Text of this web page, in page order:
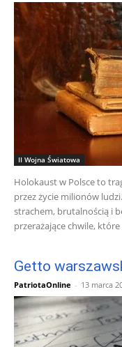
II Wojna Światowa
Holokaust w Polsce to
przez życie milionów
strachem, brutalnością i
przerażające chwile,
Getto
PatriotaOnline - 13 marca